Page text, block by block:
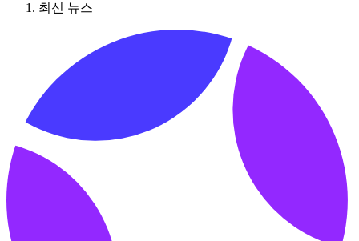
최신 뉴스